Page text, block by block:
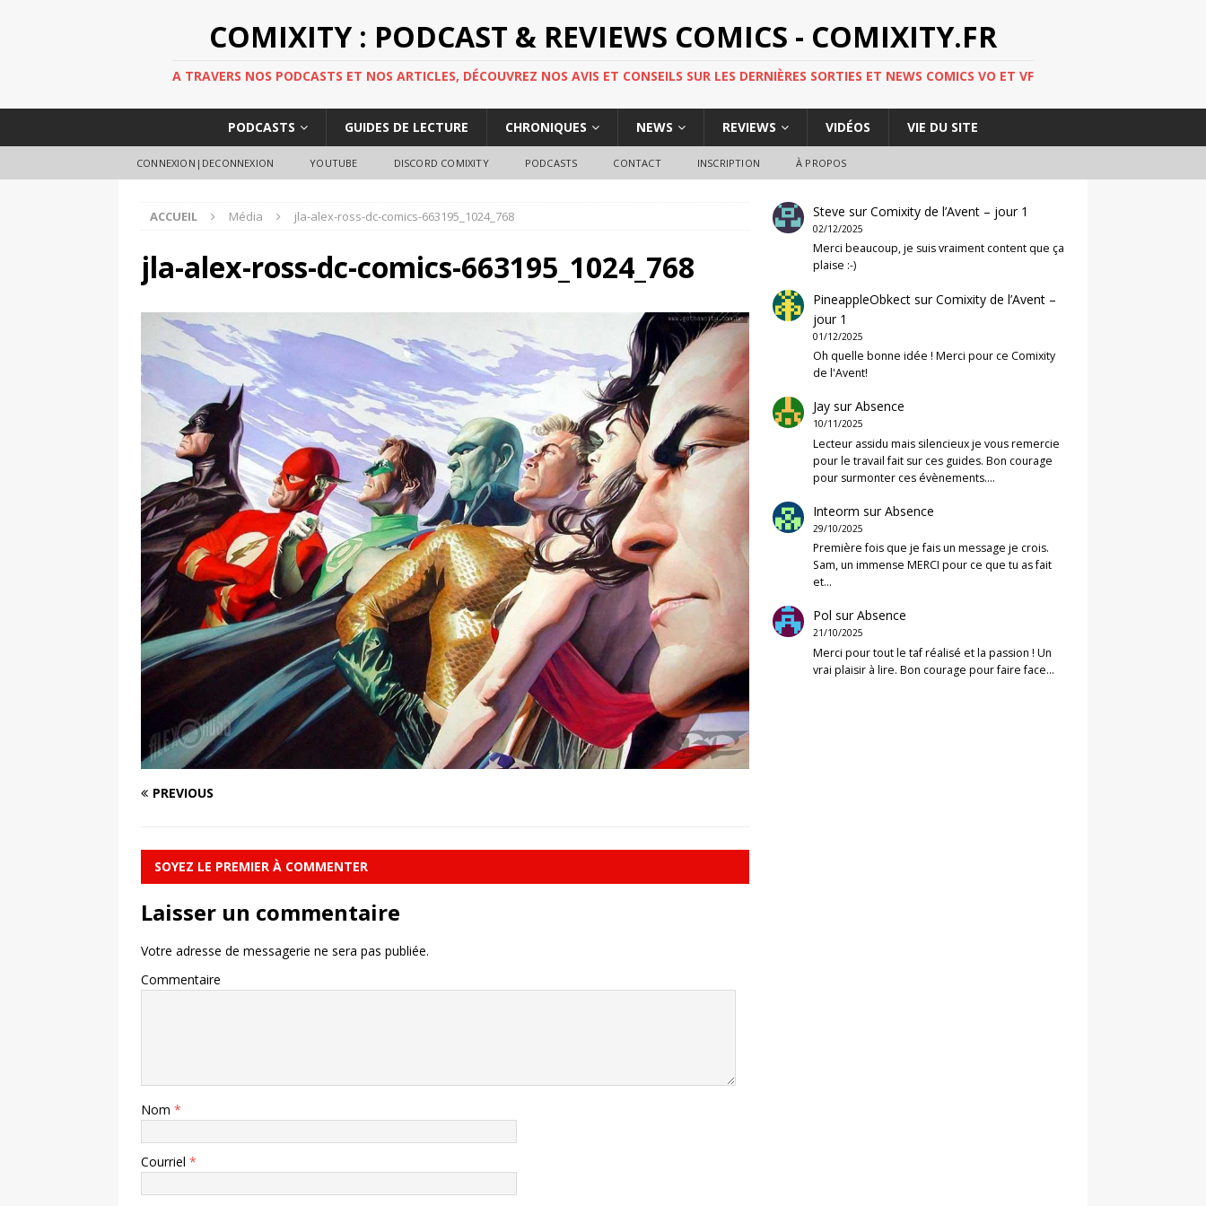
COMIXITY : PODCAST & REVIEWS COMICS - COMIXITY.FR
A TRAVERS NOS PODCASTS ET NOS ARTICLES, DÉCOUVREZ NOS AVIS ET CONSEILS SUR LES DERNIÈRES SORTIES ET NEWS COMICS VO ET VF
PODCASTS GUIDES DE LECTURE CHRONIQUES NEWS REVIEWS VIDÉOS VIE DU SITE
CONNEXION|DECONNEXION YOUTUBE DISCORD COMIXITY PODCASTS CONTACT INSCRIPTION À PROPOS
ACCUEIL Média jla-alex-ross-dc-comics-663195_1024_768
jla-alex-ross-dc-comics-663195_1024_768
PREVIOUS
SOYEZ LE PREMIER À COMMENTER
Laisser un commentaire
Votre adresse de messagerie ne sera pas publiée.
Commentaire
Nom *
Courriel *
Steve surComixity de l’Avent – jour 1
02/12/2025
Merci beaucoup, je suis vraiment content que ça
plaise :-)
PineappleObkect surComixity de l’Avent –
jour 1
01/12/2025
Oh quelle bonne idée ! Merci pour ce Comixity
de l'Avent!
Jay surAbsence
10/11/2025
Lecteur assidu mais silencieux je vous remercie
pour le travail fait sur ces guides. Bon courage
pour surmonter ces évènements.…
Inteorm surAbsence
29/10/2025
Première fois que je fais un message je crois.
Sam, un immense MERCI pour ce que tu as fait
et…
Pol surAbsence
21/10/2025
Merci pour tout le taf réalisé et la passion ! Un
vrai plaisir à lire. Bon courage pour faire face…